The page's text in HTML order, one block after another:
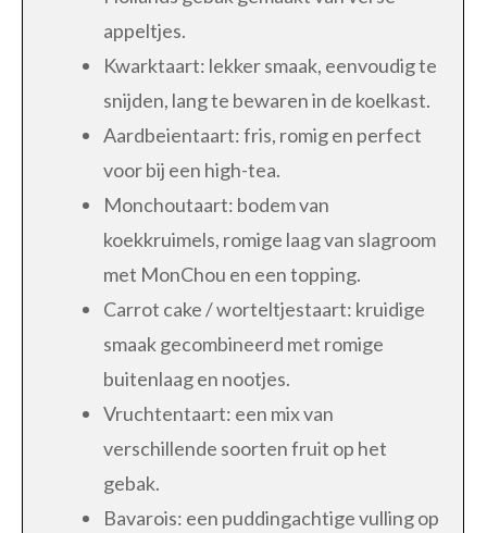
appeltjes.
Kwarktaart: lekker smaak, eenvoudig te
snijden, lang te bewaren in de koelkast.
Aardbeientaart: fris, romig en perfect
voor bij een high-tea.
Monchoutaart: bodem van
koekkruimels, romige laag van slagroom
met MonChou en een topping.
Carrot cake / worteltjestaart: kruidige
smaak gecombineerd met romige
buitenlaag en nootjes.
Vruchtentaart: een mix van
verschillende soorten fruit op het
gebak.
Bavarois: een puddingachtige vulling op